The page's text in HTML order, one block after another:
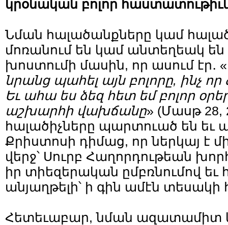
կրօնական բոլոր
Նման հալածանքները կամ
մոռանում են կամ անտեղեակ
խոստումի մասին, որ ասում էր․ «
նրանց պահել այն բոլորը, ինչ
Եւ ահա ես ձեզ հետ եմ բոլոր
աշխարհի վախճանը» (Մասթ 28,
հալածիչները պարտուած են
Քրիստոսի դիմաց, որ ներկայ է
վերջ՝ Սուրբ Հաղորդութեան
իր տիեզերական ըմբռնումով եւ
անյաղթելի՝ ի գին ամէն
Հետեւաբար, նման ազատամիտ